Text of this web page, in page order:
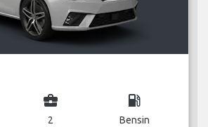
business_center
2
local_gas_station
Bensin